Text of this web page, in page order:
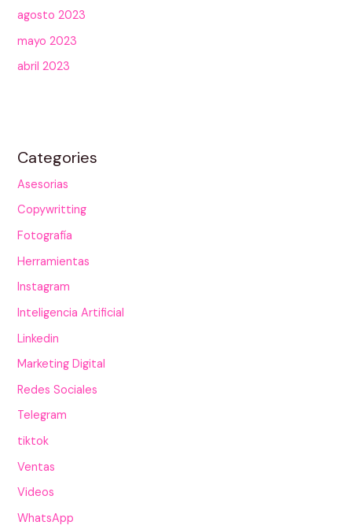
agosto 2023
mayo 2023
abril 2023
Categories
Asesorias
Copywritting
Fotografía
Herramientas
Instagram
Inteligencia Artificial
Linkedin
Marketing Digital
Redes Sociales
Telegram
tiktok
Ventas
Videos
WhatsApp